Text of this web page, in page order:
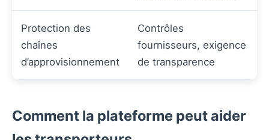
Protection des
chaînes
d’approvisionnement
Contrôles
fournisseurs, exigence
de transparence
Comment la plateforme peut aider